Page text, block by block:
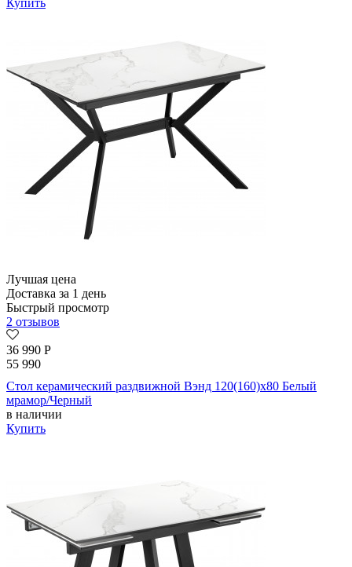
Купить
Лучшая цена
Доставка за 1 день
Быстрый просмотр
2 отзывов
36 990 Р
55 990
Стол керамический раздвижной Вэнд 120(160)х80 Белый
мрамор/Черный
в наличии
Купить